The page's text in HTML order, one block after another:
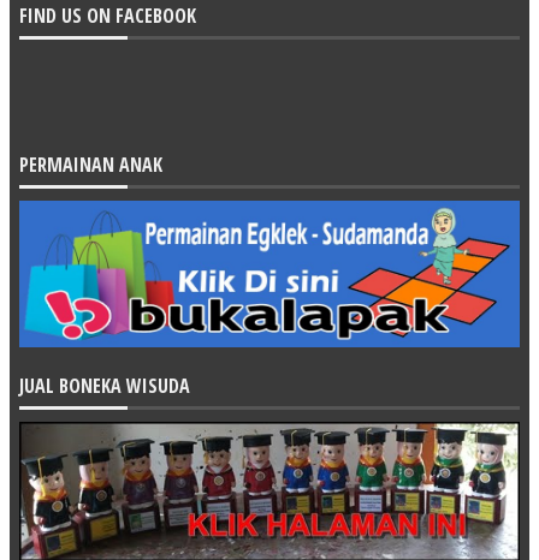
FIND US ON FACEBOOK
PERMAINAN ANAK
JUAL BONEKA WISUDA